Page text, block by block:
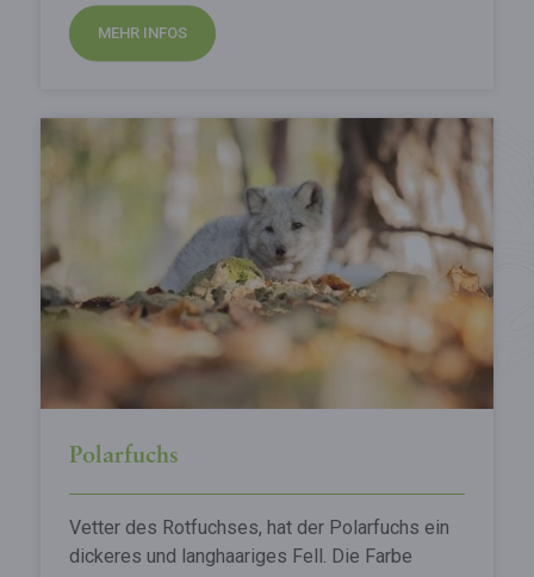
MEHR INFOS
Polarfuchs
Vetter des Rotfuchses, hat der Polarfuchs ein
dickeres und langhaariges Fell. Die Farbe